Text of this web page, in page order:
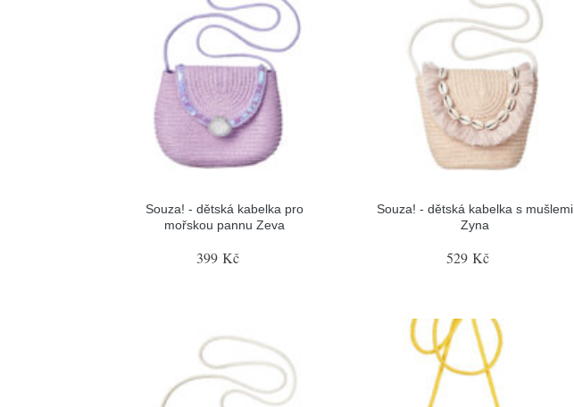
Souza! - dětská kabelka pro
mořskou pannu Zeva
399 Kč
Souza! - dětská kabelka s mušlemi
Zyna
529 Kč